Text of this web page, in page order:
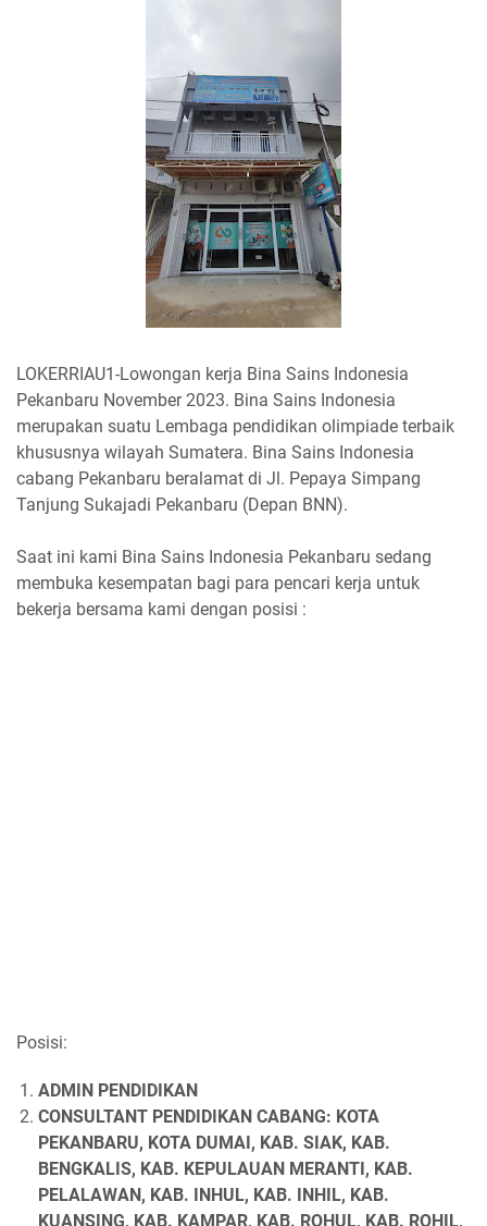
LOKERRIAU1-Lowongan kerja Bina Sains Indonesia
Pekanbaru November 2023. Bina Sains Indonesia
merupakan suatu Lembaga pendidikan olimpiade terbaik
khususnya wilayah Sumatera. Bina Sains Indonesia
cabang Pekanbaru beralamat di Jl. Pepaya Simpang
Tanjung Sukajadi Pekanbaru (Depan BNN).
Saat ini kami Bina Sains Indonesia Pekanbaru sedang
membuka kesempatan bagi para pencari kerja untuk
bekerja bersama kami dengan posisi :
Posisi:
ADMIN PENDIDIKAN
CONSULTANT PENDIDIKAN CABANG: KOTA
PEKANBARU, KOTA DUMAI, KAB. SIAK, KAB.
BENGKALIS, KAB. KEPULAUAN MERANTI, KAB.
PELALAWAN, KAB. INHUL, KAB. INHIL, KAB.
KUANSING, KAB. KAMPAR, KAB. ROHUL, KAB. ROHIL,